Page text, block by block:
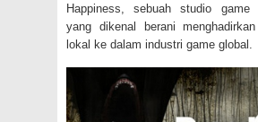
Happiness, sebuah studio game
yang dikenal berani
lokal ke dalam industri game global.